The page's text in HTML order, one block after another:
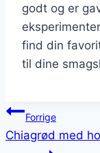
godt og er
find din
til dine
Forrige
Chiagrød med